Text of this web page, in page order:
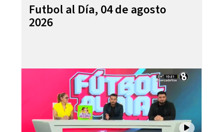
Futbol al Día, 04 de agosto
2026